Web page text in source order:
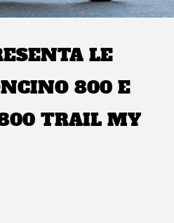
LE
800 E
TRAIL MY